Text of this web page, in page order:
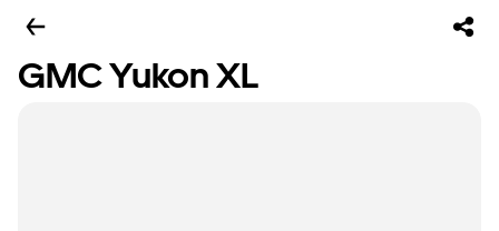
GMC Yukon XL